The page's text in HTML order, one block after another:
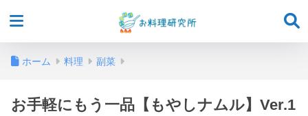
ホーム 料理 副菜
お手軽にもう一品【もやしナムル】Ver.1